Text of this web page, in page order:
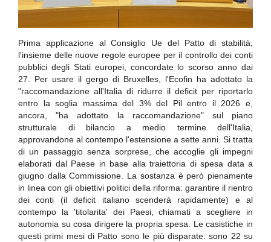
Prima applicazione al Consiglio Ue del Patto di stabilità,
l'insieme delle nuove regole europee per il controllo dei conti
pubblici degli Stati europei, concordate lo scorso anno dai
27. Per usare il gergo di Bruxelles, l'Ecofin ha adottato la
"raccomandazione all'Italia di ridurre il deficit per riportarlo
entro la soglia massima del 3% del Pil entro il 2026 e,
ancora, "ha adottato la raccomandazione" sul piano
strutturale di bilancio a medio termine dell'Italia,
approvandone al contempo l'estensione a sette anni. Si tratta
di un passaggio senza sorprese, che accoglie gli impegni
elaborati dal Paese in base alla traiettoria di spesa data a
giugno dalla Commissione. La sostanza è però pienamente
in linea con gli obiettivi politici della riforma: garantire il rientro
dei conti (il deficit italiano scenderà rapidamente) e al
contempo la 'titolarita' dei Paesi, chiamati a scegliere in
autonomia su cosa dirigere la propria spesa. Le casistiche in
questi primi mesi di Patto sono le più disparate: sono 22 su